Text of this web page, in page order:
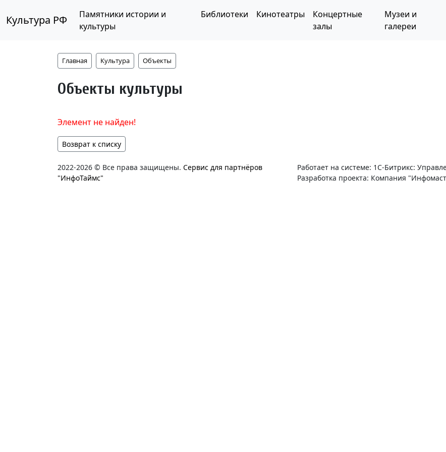
Культура РФ
Памятники истории и
культуры
Библиотеки Кинотеатры
Концертные
залы
Музеи и
галереи
Главная Культура Объекты
Объекты культуры
Элемент не найден!
Возврат к списку
2022-2026 © Все права защищены. Сервис для партнёров
"ИнфоТаймс"
Работает на системе: 1С-Битрикс:
Разработка проекта: Компания